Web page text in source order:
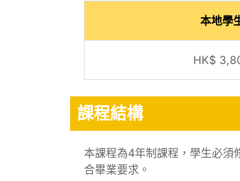
本地學
HK$
課程結構
本課程為4年制課程，學生必須
合畢業要求。